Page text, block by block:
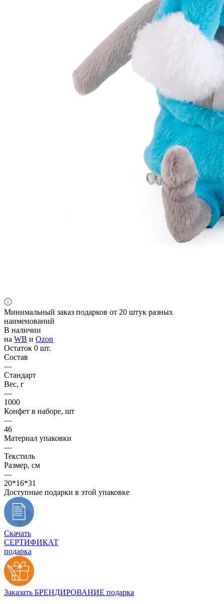
Минимальный заказ подарков от 20 штук разных
наименований
В наличии
на WB и Ozon
Остаток 0 шт.
Состав
—
Стандарт
Вес, г
—
1000
Конфет в наборе, шт
—
46
Материал упаковки
—
Текстиль
Размер, см
—
20*16*31
Доступные подарки в этой упаковке
Скачать
СЕРТИФИКАТ
подарка
Заказать БРЕНДИРОВАНИЕ подарка